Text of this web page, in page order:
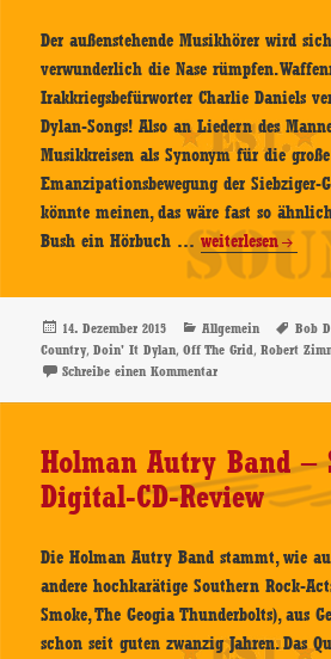
Der außenstehende Musikhörer wird
verwunderlich die Nase rümpfen.
Irakkriegsbefürworter Charlie Daniels
Dylan-Songs! Also an Liedern des
Musikkreisen als Synonym für die
Emanzipationsbewegung der
könnte meinen, das wäre fast so
Bush ein Hörbuch …The
Charlie
Daniels
Band
–
Doin‘
It
–
CD-
Review
weiterlesen
Veröffentlicht
am
14. Dezember 2015 Kategorien
Allgemein Bob
Country,Doin' It Dylan,Off The Grid,Robert
Schreibe einen Kommentarzu The Charlie
Holman Autry Band –
Digital-CD-Review
Die Holman Autry Band stammt, wie
andere hochkarätige Southern Rock-
Smoke, The Geogia Thunderbolts), aus
schon seit guten zwanzig Jahren. Das